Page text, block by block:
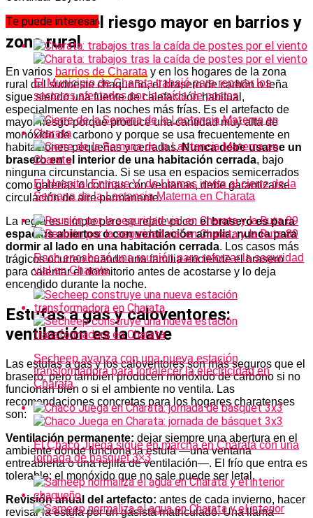
El brasero: el riesgo mayor en barrios y
zona rural
En varios barrios de Charata y en los hogares de la zona
rural del sudoeste chaqueño, el brasero de carbón o leña
sigue siendo una fuente de calefacción habitual,
especialmente en las noches más frías. Es el artefacto de
mayor riesgo porque produce una cantidad muy alta de
monóxido de carbono y porque se usa frecuentemente en
habitaciones pequeñas y cerradas.Nunca debe usarse un
brasero en el interior de una habitación cerrada, bajo
ninguna circunstancia. Si se usa en espacios semicerrados
como galerías o cocinas con ventanas, debe garantizarse
circulación de aire permanente.
La regla es simple pero se repite poco: el brasero es para
espacios abiertos o con ventilación amplia, nunca para
dormir al lado en una habitación cerrada. Los casos más
trágicos ocurren cuando una familia enciende el brasero
para calentar el dormitorio antes de acostarse y lo deja
encendido durante la noche.
Estufas a gas y caloventores:
ventilación es la clave
Las estufas a gas y los caloventores son más seguros que el
brasero, pero también producen monóxido de carbono si no
funcionan bien o si el ambiente no ventila. Las
recomendaciones concretas para los hogares charatenses
son:
Ventilación permanente: dejar siempre una abertura en el
ambiente donde funciona la estufa —una ventana
entreabierta o una rejilla de ventilación—. El frío que entra es
tolerable; el monóxido que no sale puede ser letal.
Revisión anual del artefacto: antes de cada invierno, hacer
revisar la estufa por un gasista matriculado. Una llama
Te puede interesar
El Municipio de Charata trabajó para reparar los
sectores afectados por la caída de postes
El Hospital Enrique V. de Llamas invita al cierre de la
Semana de la Lactancia Materna en Charata
Rach encabezó una reunión para reforzar la seguridad
vial en Charata
Secheep avanza con una nueva estación
transformadora para fortalecer la electricidad en
Charata
El Chaco Juega sigue en marcha en Charata con una
jornada de básquet 3×3